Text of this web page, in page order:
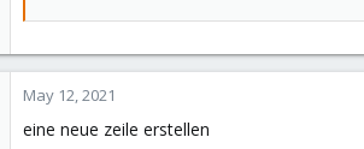
May 12, 2021
eine neue zeile erstellen